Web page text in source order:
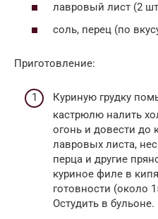
лавровый лист (2
соль, перец (по
Приготовление:
Куриную грудку
кастрюлю налить
огонь и довести до
лавровых листа,
перца и другие
куриное филе в
готовности (около
Остудить в бульоне.